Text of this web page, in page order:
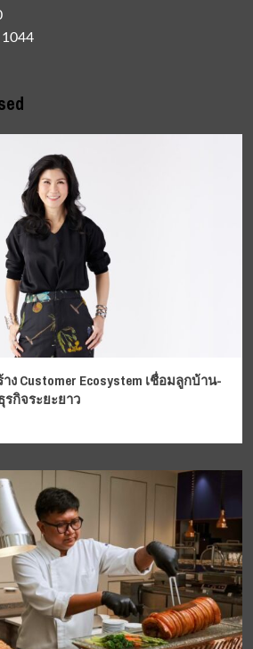
1044
ร้าง Customer Ecosystem เชื่อมลูกบ้าน-
กิจระยะยาว